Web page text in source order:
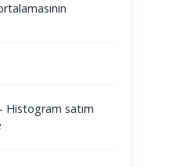
Histogram satım